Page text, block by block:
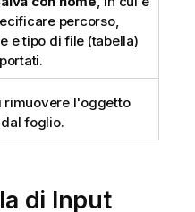
percorso,
e tipo di file (tabella)
rimuovere l'oggetto
foglio.
di Input